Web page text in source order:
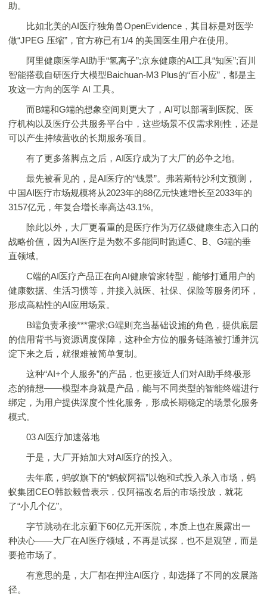
助。
比如北美的AI医疗独角兽OpenEvidence，其目标是对医学
做“JPEG 压缩”，官方称已有1/4 的美国医生用户在使用。
阿里健康医学AI助手“氢离子”;京东健康的AI工具“知医”;百川
智能搭载自研医疗大模型Baichuan-M3 Plus的“百小应”，都是主
攻这一方向的医学 AI 工具。
而B端和G端的想象空间则更大了，AI可以部署到医院、医
疗机构以及医疗公共服务平台中，这些场景不仅需求刚性，还是
可以产生持续营收的长期服务项目。
有了更多落脚点之后，AI医疗成为了大厂的必争之地。
最先被看见的，是AI医疗的“钱景”。弗若斯特沙利文预测，
中国AI医疗市场规模将从2023年的88亿元快速增长至2033年的
3157亿元，年复合增长率高达43.1%。
除此以外，大厂更看重的是医疗作为万亿级健康生态入口的
战略价值，因为AI医疗是为数不多能同时跑通C、B、G端的垂
直领域。
C端的AI医疗产品正在向AI健康管家转型，能够打通用户的
健康数据、生活习惯等，并接入就医、社保、保险等服务闭环，
形成高粘性的AI应用场景。
B端负责承接***需求;G端则充当基础设施的角色，提供底层
的信用背书与资源调度保障，这种全方位的服务链路被打通并沉
淀下来之后，就很难被简单复制。
这种“AI+个人服务”的产品，也更接近人们对AI助手终极形
态的猜想——模型本身就是产品，能与不同类型的智能终端进行
绑定，为用户提供深度个性化服务，形成长期稳定的场景化服务
模式。
03 AI医疗加速落地
于是，大厂开始加大对AI医疗的投入。
去年底，蚂蚁旗下的“蚂蚁阿福”以饱和式投入杀入市场，蚂
蚁集团CEO韩歆毅曾表示，仅阿福改名后的市场投放，就花
了“小几个亿”。
字节跳动在北京砸下60亿元开医院，本质上也在展露出一
种决心——大厂在AI医疗领域，不再是试探，也不是观望，而是
要抢市场了。
有意思的是，大厂都在押注AI医疗，却选择了不同的发展路
径。